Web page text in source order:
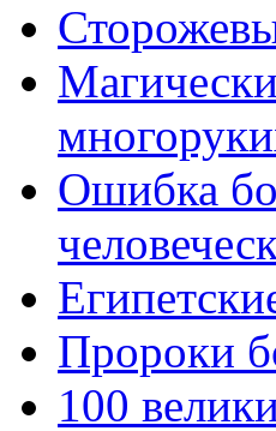
Ошибка
Пророки
100